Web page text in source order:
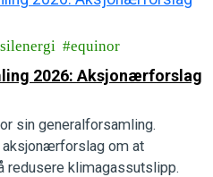
equinor
2026: Aksjonærforslag
sin generalforsamling.
aksjonærforslag om at
redusere klimagassutslipp.